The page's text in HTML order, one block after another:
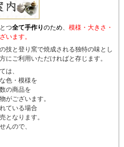
つ全て手作りのため
模様・大きさ・
います。
技と登り窯で焼成される独特の味とし
にご利用いただければと存じます。
は、
色・模様を
の商品を
がございます。
ている場合
となります。
んので